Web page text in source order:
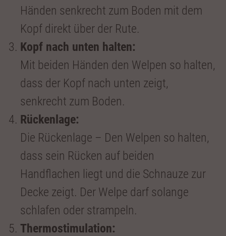
Händen senkrecht zum Boden mit dem
Kopf direkt über der Rute.
Kopf nach unten halten:
Mit beiden Händen den Welpen so halten,
dass der Kopf nach unten zeigt,
senkrecht zum Boden.
Rückenlage:
Die Rückenlage – Den Welpen so halten,
dass sein Rücken auf beiden
Handflachen liegt und die Schnauze zur
Decke zeigt. Der Welpe darf solange
schlafen oder strampeln.
Thermostimulation: